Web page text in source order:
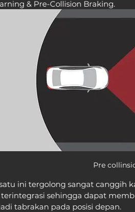
& Pre-Collision Braking.
Pre
ini tergolong sangat canggih
sehingga dapat
tabrakan pada posisi depan.